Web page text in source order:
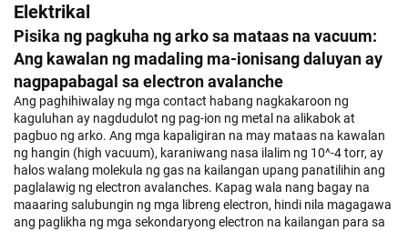
Elektrikal
Pisika ng pagkuha ng arko sa mataas na vacuum:
Ang kawalan ng madaling ma-ionisang daluyan ay
nagpapabagal sa electron avalanche
Ang paghihiwalay ng mga contact habang nagkakaroon ng
kaguluhan ay nagdudulot ng pag-ion ng metal na alikabok at
pagbuo ng arko. Ang mga kapaligiran na may mataas na kawalan
ng hangin (high vacuum), karaniwang nasa ilalim ng 10^-4 torr, ay
halos walang molekula ng gas na kailangan upang panatilihin ang
paglalawig ng electron avalanches. Kapag wala nang bagay na
maaaring salubungin ng mga libreng electron, hindi nila magagawa
ang paglikha ng mga sekondaryong electron na kailangan para sa